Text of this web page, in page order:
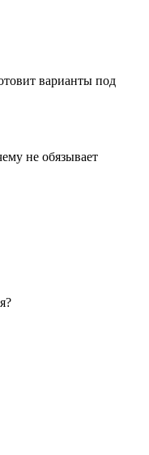
варианты под
не обязывает